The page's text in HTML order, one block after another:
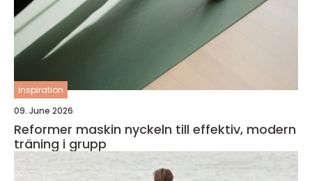
inspiration
09. June 2026
Reformer maskin nyckeln till effektiv, modern
träning i grupp